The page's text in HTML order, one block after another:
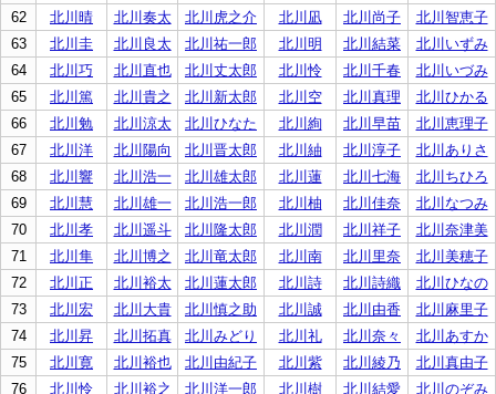
62
北川晴 北川奏太 北川虎之介 北川凪 北川尚子
北川智恵子
63
北川圭 北川良太 北川祐一郎 北川明 北川結菜
北川いずみ
64
北川巧 北川直也 北川丈太郎 北川怜 北川千春
北川いづみ
65
北川篤 北川貴之 北川新太郎 北川空 北川真理
北川ひかる
66
北川勉 北川涼太 北川ひなた 北川絢 北川早苗
北川恵理子
67
北川洋 北川陽向 北川晋太郎 北川紬 北川淳子
北川ありさ
68
北川響 北川浩一 北川雄太郎 北川蓮 北川七海
北川ちひろ
69
北川慧 北川雄一 北川浩一郎 北川柚 北川佳奈
北川なつみ
70
北川孝 北川遥斗 北川隆太郎 北川潤 北川祥子
北川奈津美
71
北川隼 北川博之 北川竜太郎 北川南 北川里奈
北川美穂子
72
北川正 北川裕太 北川蓮太郎 北川詩 北川詩織
北川ひなの
73
北川宏 北川大貴 北川慎之助 北川誠 北川由香
北川麻里子
74
北川昇 北川拓真 北川みどり 北川礼 北川奈々
北川あすか
75
北川寛 北川裕也 北川由紀子 北川紫 北川綾乃
北川真由子
76
北川怜 北川裕之 北川洋一郎 北川樹 北川結愛 北川のぞみ